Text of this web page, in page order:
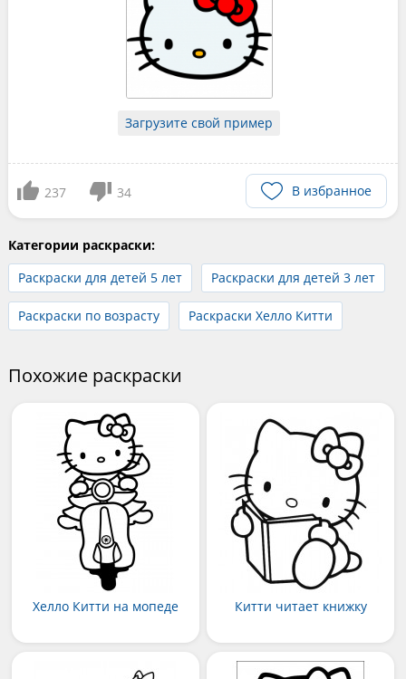
Загрузите свой пример
237 34 В избранное
Категории раскраски:
Раскраски для детей 5 лет
Раскраски для детей 3 лет
Раскраски по возрасту Раскраски Хелло Китти
Похожие раскраски
Хелло Китти на мопеде Китти читает книжку